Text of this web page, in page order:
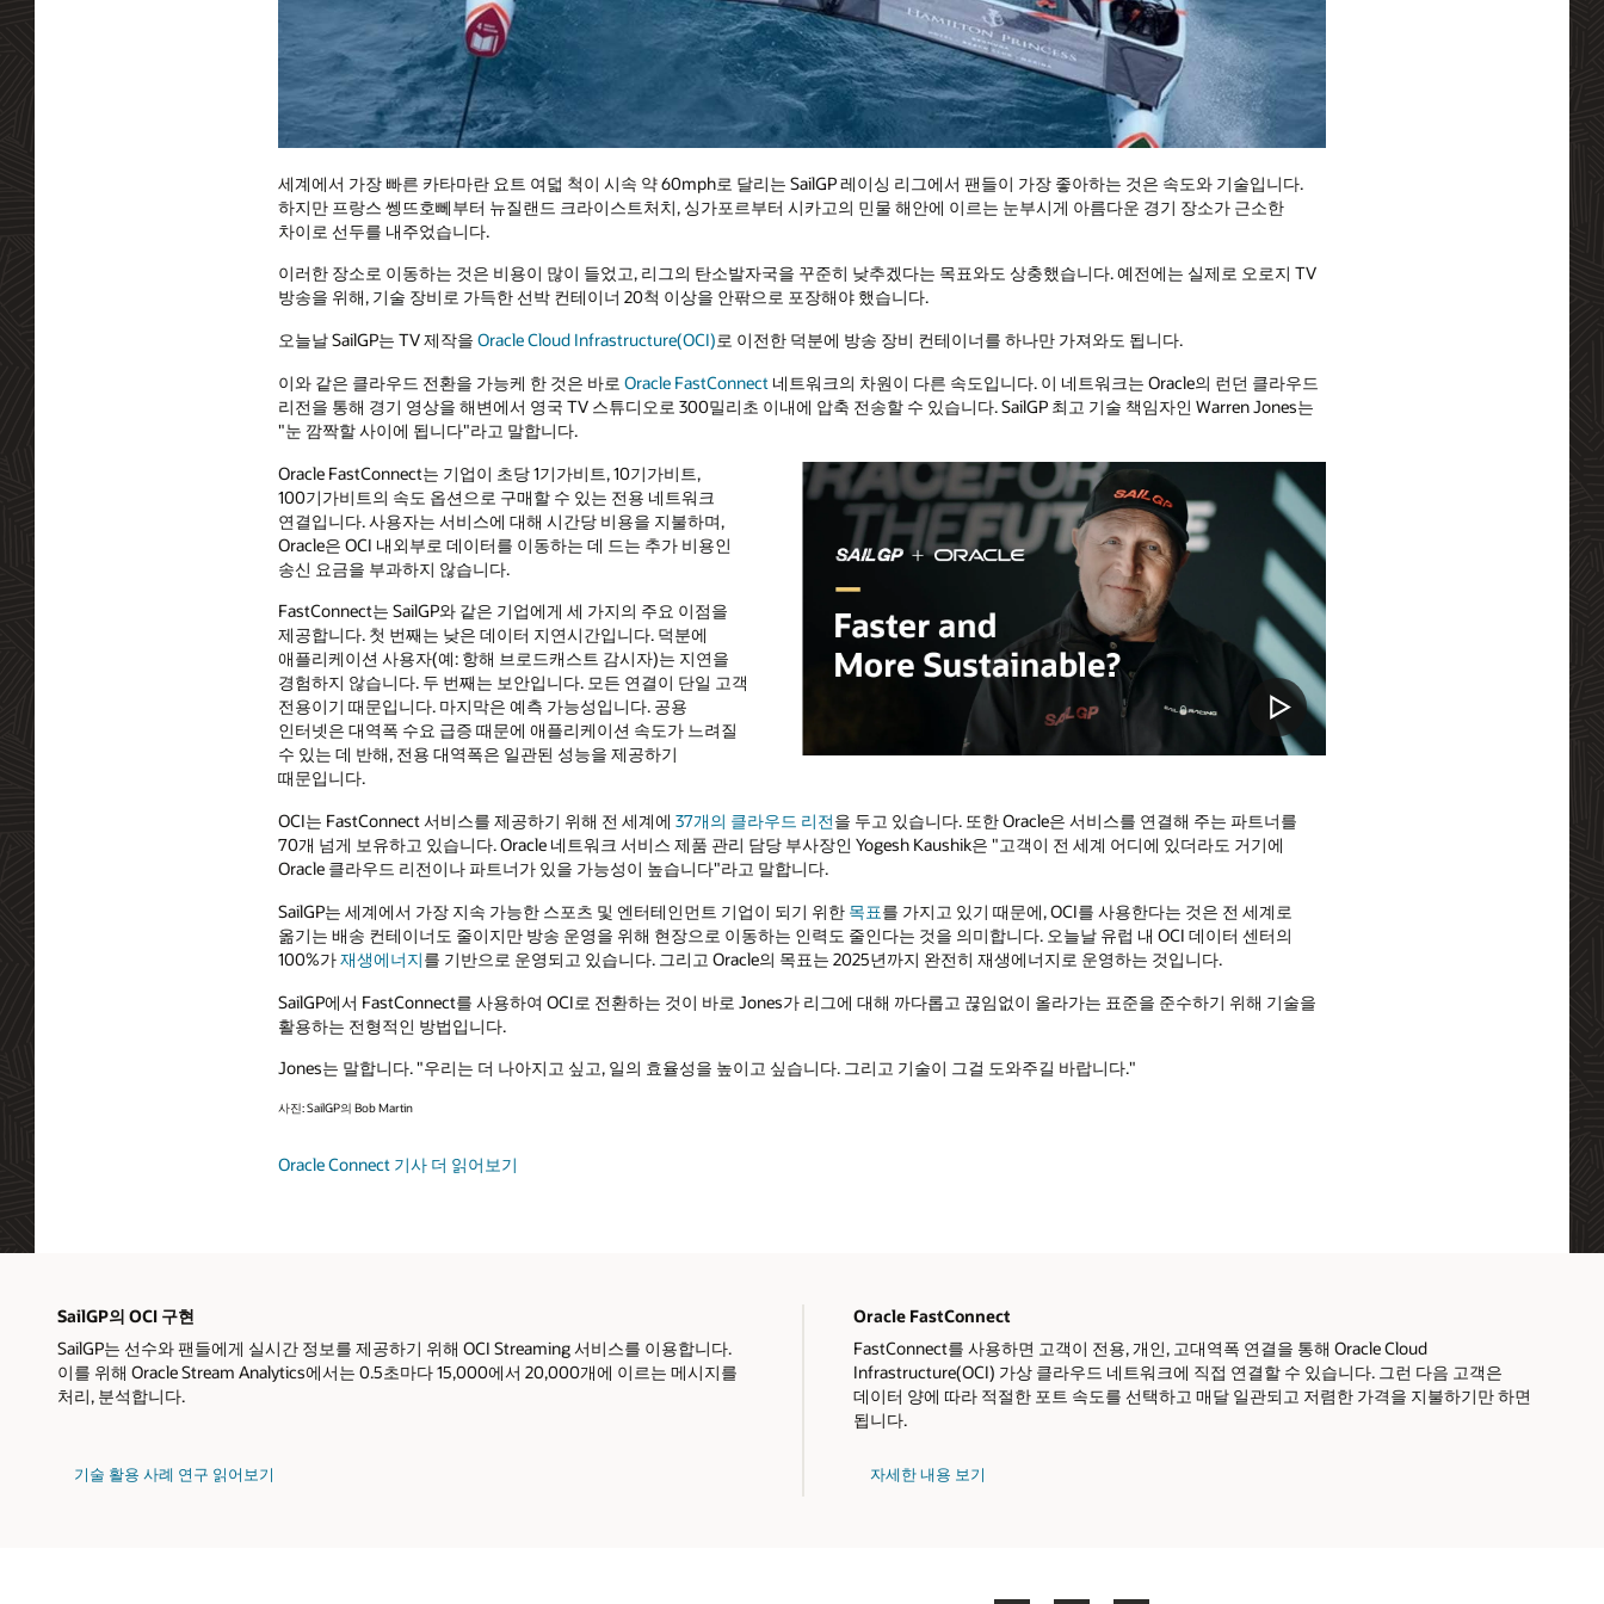
세계에서 가장 빠른 카타마란 요트 여덟 척이 시속 약 60mph로 달리는 SailGP 레이싱 리그에서 팬들이 가장 좋아하는 것은 속도와 기술입니다.
하지만 프랑스 쎙뜨호뻬부터 뉴질랜드 크라이스트처치, 싱가포르부터 시카고의 민물 해안에 이르는 눈부시게 아름다운 경기 장소가 근소한
차이로 선두를 내주었습니다.
이러한 장소로 이동하는 것은 비용이 많이 들었고, 리그의 탄소발자국을 꾸준히 낮추겠다는 목표와도 상충했습니다. 예전에는 실제로 오로지 TV
방송을 위해, 기술 장비로 가득한 선박 컨테이너 20척 이상을 안팎으로 포장해야 했습니다.
오늘날 SailGP는 TV 제작을 Oracle Cloud Infrastructure(OCI)로 이전한 덕분에 방송 장비 컨테이너를 하나만 가져와도 됩니다.
이와 같은 클라우드 전환을 가능케 한 것은 바로 Oracle FastConnect 네트워크의 차원이 다른 속도입니다. 이 네트워크는 Oracle의 런던 클라우드
리전을 통해 경기 영상을 해변에서 영국 TV 스튜디오로 300밀리초 이내에 압축 전송할 수 있습니다. SailGP 최고 기술 책임자인 Warren Jones는
"눈 깜짝할 사이에 됩니다"라고 말합니다.
Oracle FastConnect는 기업이 초당 1기가비트, 10기가비트,
100기가비트의 속도 옵션으로 구매할 수 있는 전용 네트워크
연결입니다. 사용자는 서비스에 대해 시간당 비용을 지불하며,
Oracle은 OCI 내외부로 데이터를 이동하는 데 드는 추가 비용인
송신 요금을 부과하지 않습니다.
FastConnect는 SailGP와 같은 기업에게 세 가지의 주요 이점을
제공합니다. 첫 번째는 낮은 데이터 지연시간입니다. 덕분에
애플리케이션 사용자(예: 항해 브로드캐스트 감시자)는 지연을
경험하지 않습니다. 두 번째는 보안입니다. 모든 연결이 단일 고객
전용이기 때문입니다. 마지막은 예측 가능성입니다. 공용
인터넷은 대역폭 수요 급증 때문에 애플리케이션 속도가 느려질
수 있는 데 반해, 전용 대역폭은 일관된 성능을 제공하기
때문입니다.
OCI는 FastConnect 서비스를 제공하기 위해 전 세계에 37개의 클라우드 리전을 두고 있습니다. 또한 Oracle은 서비스를 연결해 주는 파트너를
70개 넘게 보유하고 있습니다. Oracle 네트워크 서비스 제품 관리 담당 부사장인 Yogesh Kaushik은 "고객이 전 세계 어디에 있더라도 거기에
Oracle 클라우드 리전이나 파트너가 있을 가능성이 높습니다"라고 말합니다.
SailGP는 세계에서 가장 지속 가능한 스포츠 및 엔터테인먼트 기업이 되기 위한 목표를 가지고 있기 때문에, OCI를 사용한다는 것은 전 세계로
옮기는 배송 컨테이너도 줄이지만 방송 운영을 위해 현장으로 이동하는 인력도 줄인다는 것을 의미합니다. 오늘날 유럽 내 OCI 데이터 센터의
100%가재생에너지를 기반으로 운영되고 있습니다. 그리고 Oracle의 목표는 2025년까지 완전히 재생에너지로 운영하는 것입니다.
SailGP에서 FastConnect를 사용하여 OCI로 전환하는 것이 바로 Jones가 리그에 대해 까다롭고 끊임없이 올라가는 표준을 준수하기 위해 기술을
활용하는 전형적인 방법입니다.
Jones는 말합니다. "우리는 더 나아지고 싶고, 일의 효율성을 높이고 싶습니다. 그리고 기술이 그걸 도와주길 바랍니다."
사진: SailGP의 Bob Martin
Oracle Connect 기사 더 읽어보기
SailGP의 OCI 구현
SailGP는 선수와 팬들에게 실시간 정보를 제공하기 위해 OCI Streaming 서비스를 이용합니다.
이를 위해 Oracle Stream Analytics에서는 0.5초마다 15,000에서 20,000개에 이르는 메시지를
처리, 분석합니다.
기술 활용 사례 연구 읽어보기
Oracle FastConnect
FastConnect를 사용하면 고객이 전용, 개인, 고대역폭 연결을 통해 Oracle Cloud
Infrastructure(OCI) 가상 클라우드 네트워크에 직접 연결할 수 있습니다. 그런 다음 고객은
데이터 양에 따라 적절한 포트 속도를 선택하고 매달 일관되고 저렴한 가격을 지불하기만 하면
됩니다.
자세한 내용 보기